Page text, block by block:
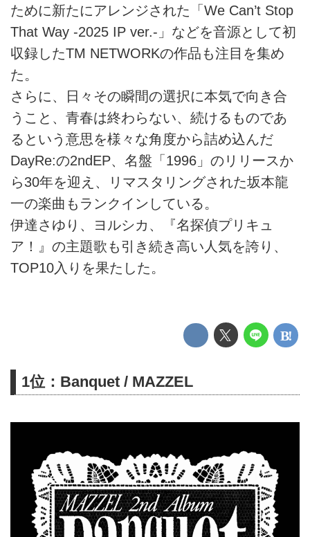
ために新たにアレンジされた「We Can’t Stop
That Way -2025 IP ver.-」などを音源として初
収録したTM NETWORKの作品も注目を集め
た。
さらに、日々その瞬間の選択に本気で向き合
うこと、青春は終わらない、続けるものであ
るという意思を様々な角度から詰め込んだ
DayRe:の2ndEP、名盤「1996」のリリースか
ら30年を迎え、リマスタリングされた坂本龍
一の楽曲もランクインしている。
伊達さゆり、ヨルシカ、『名探偵プリキュ
ア！』の主題歌も引き続き高い人気を誇り、
TOP10入りを果たした。
1位：Banquet / MAZZEL